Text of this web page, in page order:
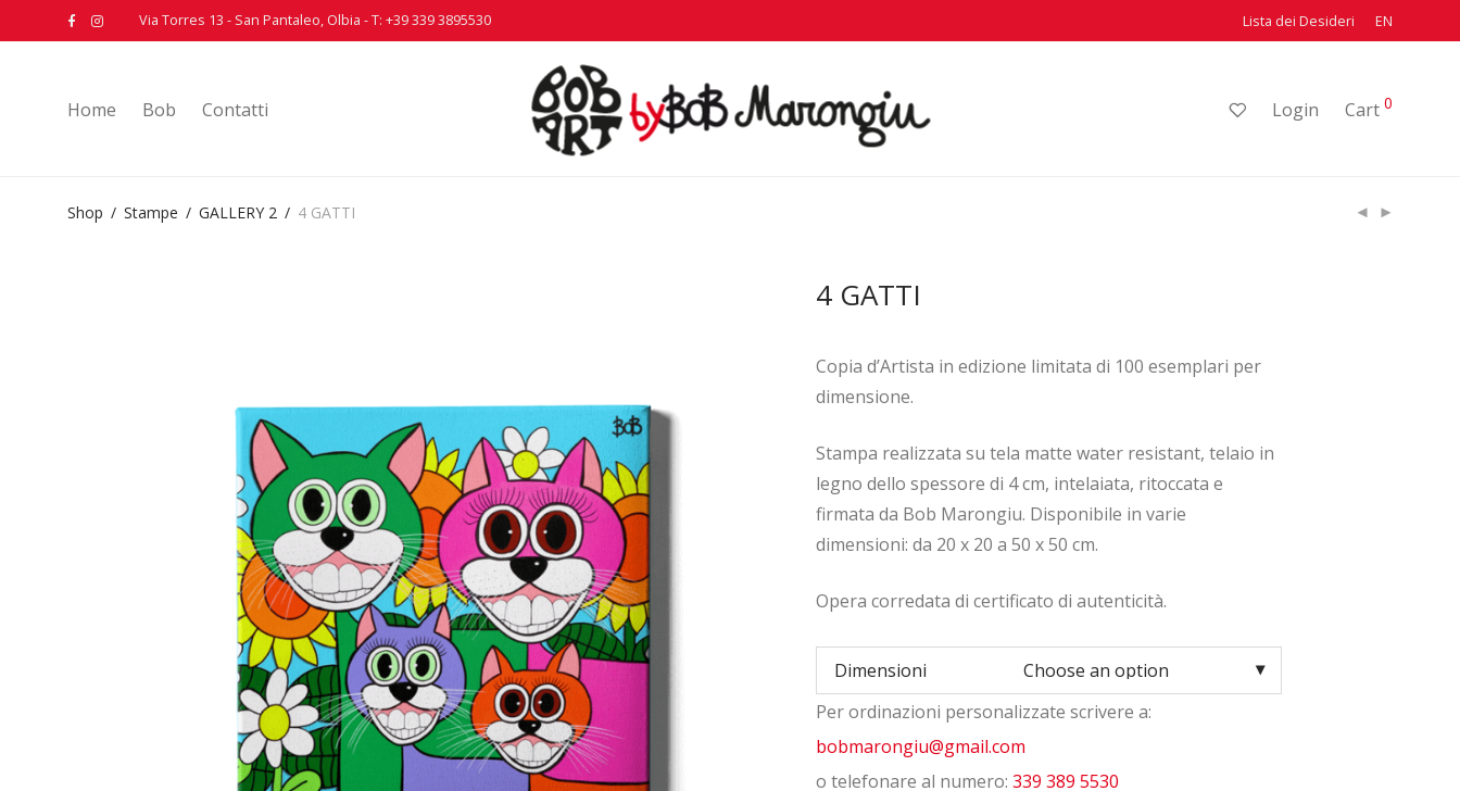
Via Torres 13 - San Pantaleo, Olbia - T: +39 339 3895530 Lista dei Desideri EN
Home Bob Contatti Login Cart 0
Shop / Stampe / GALLERY 2 / 4 GATTI
4 GATTI
Copia d’Artista in edizione limitata di 100 esemplari per
dimensione.
Stampa realizzata su tela matte water resistant, telaio in
legno dello spessore di 4 cm, intelaiata, ritoccata e
firmata da Bob Marongiu. Disponibile in varie
dimensioni: da 20 x 20 a 50 x 50 cm.
Opera corredata di certificato di autenticità.
Dimensioni
Quantity
Per ordinazioni personalizzate scrivere a:
bobmarongiu@gmail.com
o telefonare al numero: 339 389 5530